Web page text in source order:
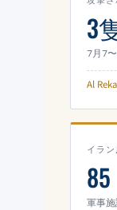
3
7月7
Al
イラ
85
軍事施